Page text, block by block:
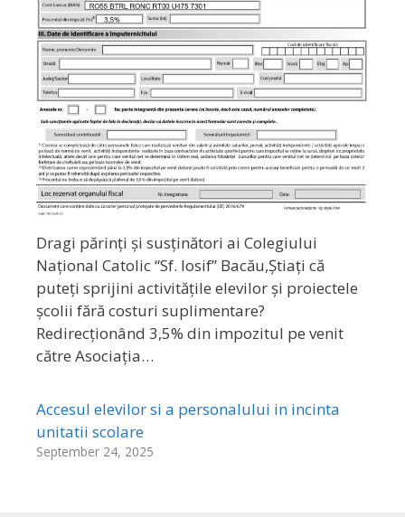
Dragi părinți și susținători ai Colegiului
Național Catolic “Sf. Iosif” Bacău,Știați că
puteți sprijini activitățile elevilor și proiectele
școlii fără costuri suplimentare?
Redirecționând 3,5% din impozitul pe venit
către Asociația…
Accesul elevilor si a personalului in incinta
unitatii scolare
September 24, 2025